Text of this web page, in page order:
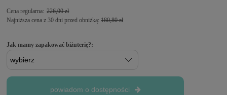
Cena regularna: 226,00 zł
Najniższa cena z 30 dni przed obniżką: 180,80 zł
Jak mamy zapakować biżuterię?:
powiadom o dostępności